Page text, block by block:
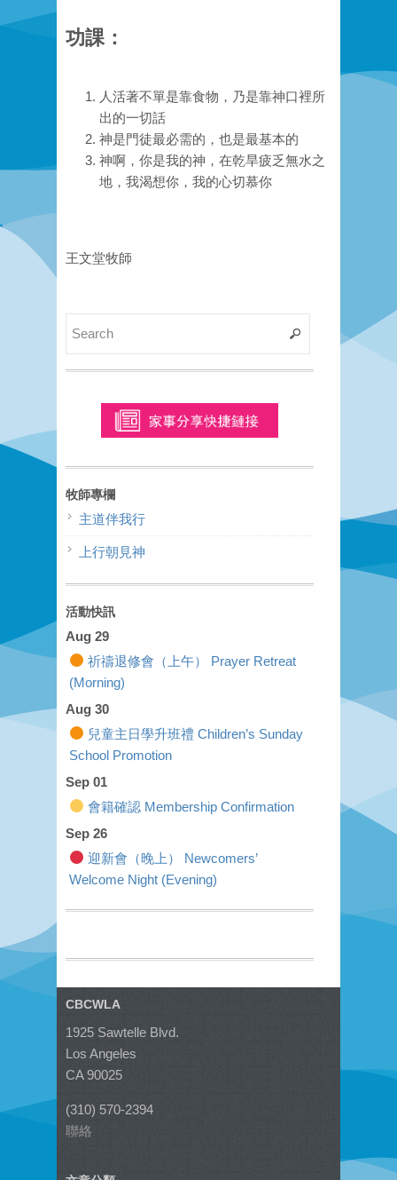
功課：
人活著不單是靠食物，乃是靠神口裡所
出的一切話
神是門徒最必需的，也是最基本的
神啊，你是我的神，在乾旱疲乏無水之
地，我渴想你，我的心切慕你
王文堂牧師
牧師專欄
主道伴我行
上行朝見神
活動快訊
Aug 29
祈禱退修會（上午） Prayer Retreat
(Morning)
Aug 30
兒童主日學升班禮 Children’s Sunday
School Promotion
Sep 01
會籍確認 Membership Confirmation
Sep 26
迎新會（晚上） Newcomers’
Welcome Night (Evening)
CBCWLA
1925 Sawtelle Blvd.
Los Angeles
CA 90025
(310) 570-2394
聯絡